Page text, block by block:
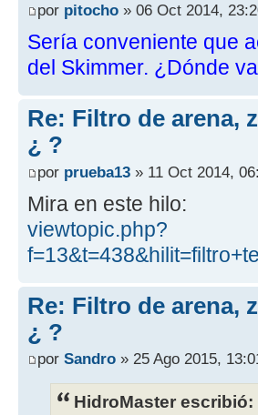
por pitocho » 06 Oct 2014,
Sería conveniente que
del Skimmer. ¿Dónde
Re: Filtro de arena,
¿ ?
por prueba13 » 11 Oct 2014,
Mira en este hilo:
viewtopic.php?
Re: Filtro de arena,
¿ ?
por Sandro » 25 Ago 2015,
HidroMaster escribió: